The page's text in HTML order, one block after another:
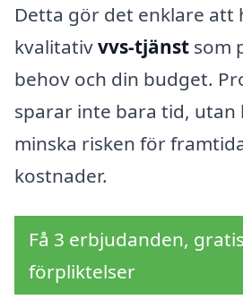
Detta gör det enklare att
kvalitativvvs-tjänst som
behov och din budget.
sparar inte bara tid, utan
minska risken för
kostnader.
Få 3 erbjudanden,
förpliktelser